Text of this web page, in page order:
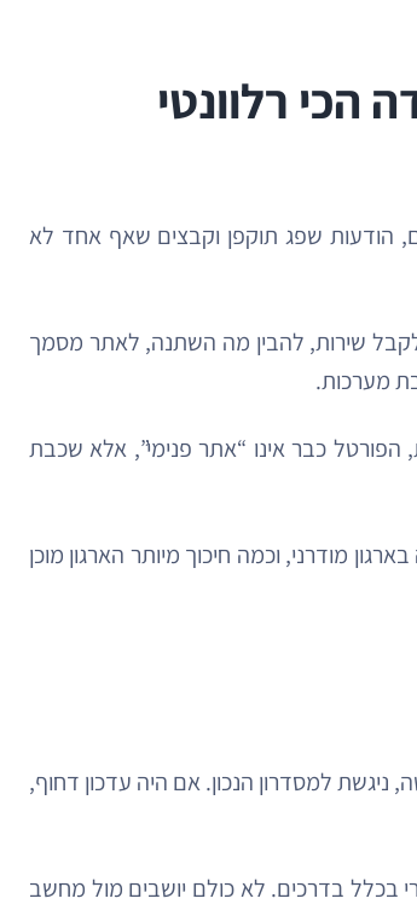
הכי רלוונטי
הודעות שפג תוקפן וקבצים שאף אחד לא
לקבל שירות, להבין מה השתנה, לאתר מסמך
מערכות.
הפורטל כבר אינו “אתר פנימי”, אלא שכבת
מודרני, וכמה חיכוך מיותר הארגון מוכן
למסדרון הנכון. אם היה עדכון דחוף,
בכלל בדרכים. לא כולם יושבים מול מחשב